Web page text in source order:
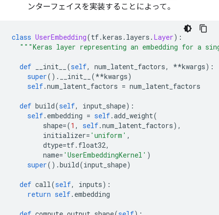
ンターフェイスを実装することによって。
class UserEmbedding(tf.keras . layers . Layer):
"""Keras layer representing an embedding for a
def __init__ (self, num_latent_factors, **kwargs):
super(). __init__ (**kwargs)
self.num_latent_factors = num_latent_factors
def build(self, input_shape):
self. embedding = self.add_weight(
shape=(1 , self.num_latent_factors),
initializer= 'uniform' ,
dtype=tf. float32,
name= 'UserEmbeddingKernel' )
super().build(input_shape)
def call (self, inputs):
return self. embedding